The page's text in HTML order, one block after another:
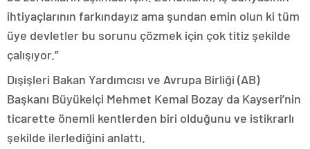
ihtiyaçlarının farkındayız ama şundan emin olun ki tüm
üye devletler bu sorunu çözmek için çok titiz şekilde
çalışıyor.”
Dışişleri Bakan Yardımcısı ve Avrupa Birliği (AB)
Başkanı Büyükelçi Mehmet Kemal Bozay da Kayseri’nin
ticarette önemli kentlerden biri olduğunu ve istikrarlı
şekilde ilerlediğini anlattı.